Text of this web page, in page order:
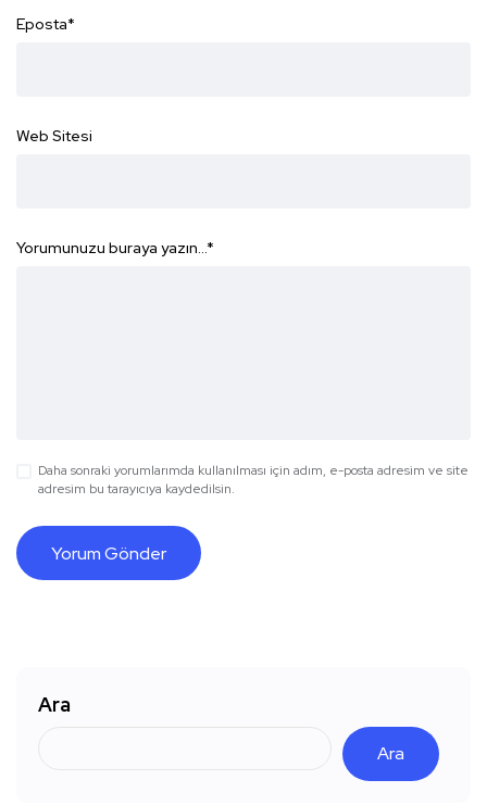
Eposta*
Web Sitesi
Yorumunuzu buraya yazın...*
Daha sonraki yorumlarımda kullanılması için adım, e-posta adresim ve site
adresim bu tarayıcıya kaydedilsin.
Ara
Ara